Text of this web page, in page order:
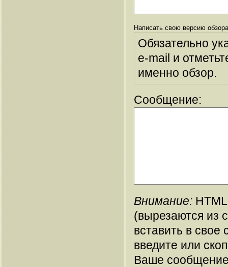
Написать свою версию
Обязательно
e-mail и
именно обзор.
Сообщение:
Внимание:
(вырезаются из
вставить в
введите или
Ваше